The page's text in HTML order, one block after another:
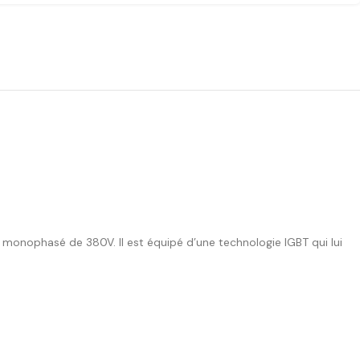
de 380V. Il est équipé d’une technologie IGBT qui lui